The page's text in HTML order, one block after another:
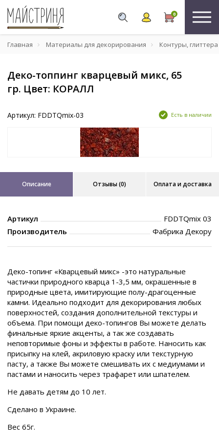
0
Главная Материалы для декорирования Контуры, глиттера
Деко-топпинг кварцевый микс, 65
гр. Цвет: КОРАЛЛ
Артикул: FDDTQmix-03 Есть в наличии
Описание Отзывы (0) Оплата и доставка
Артикул
FDDTQmix 03
Производитель
Фабрика Декору
Деко-топинг «Кварцевый микс» -это натуральные
частички природного кварца 1-3,5 мм, окрашенные в
природные цвета, имитирующие полу-драгоценные
камни. Идеально подходит для декорирования любых
поверхностей, создания дополнительной текстуры и
объема. При помощи деко-топингов Вы можете делать
финальные яркие акценты, а так же создавать
неповторимые фоны и эффекты в работе. Наносить как
присыпку на клей, акриловую краску или текстурную
пасту, а также Вы можете смешивать их с медиумами и
пастами и наносить через трафарет или шпателем.
Не давать детям до 10 лет.
Сделано в Украине.
Вес 65г.